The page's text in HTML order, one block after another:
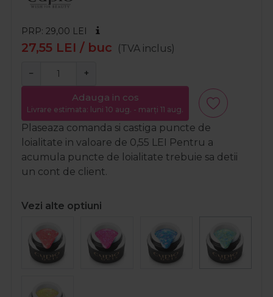
PRP: 29,00 LEI
27,55 LEI / buc (TVA inclus)
− +
Adauga in cos
Livrare estimata: luni 10 aug. - marți 11 aug.
Plaseaza comanda si castiga puncte de
loialitate in valoare de 0,55 LEI Pentru a
acumula puncte de loialitate trebuie sa detii
un cont de client.
Vezi alte optiuni